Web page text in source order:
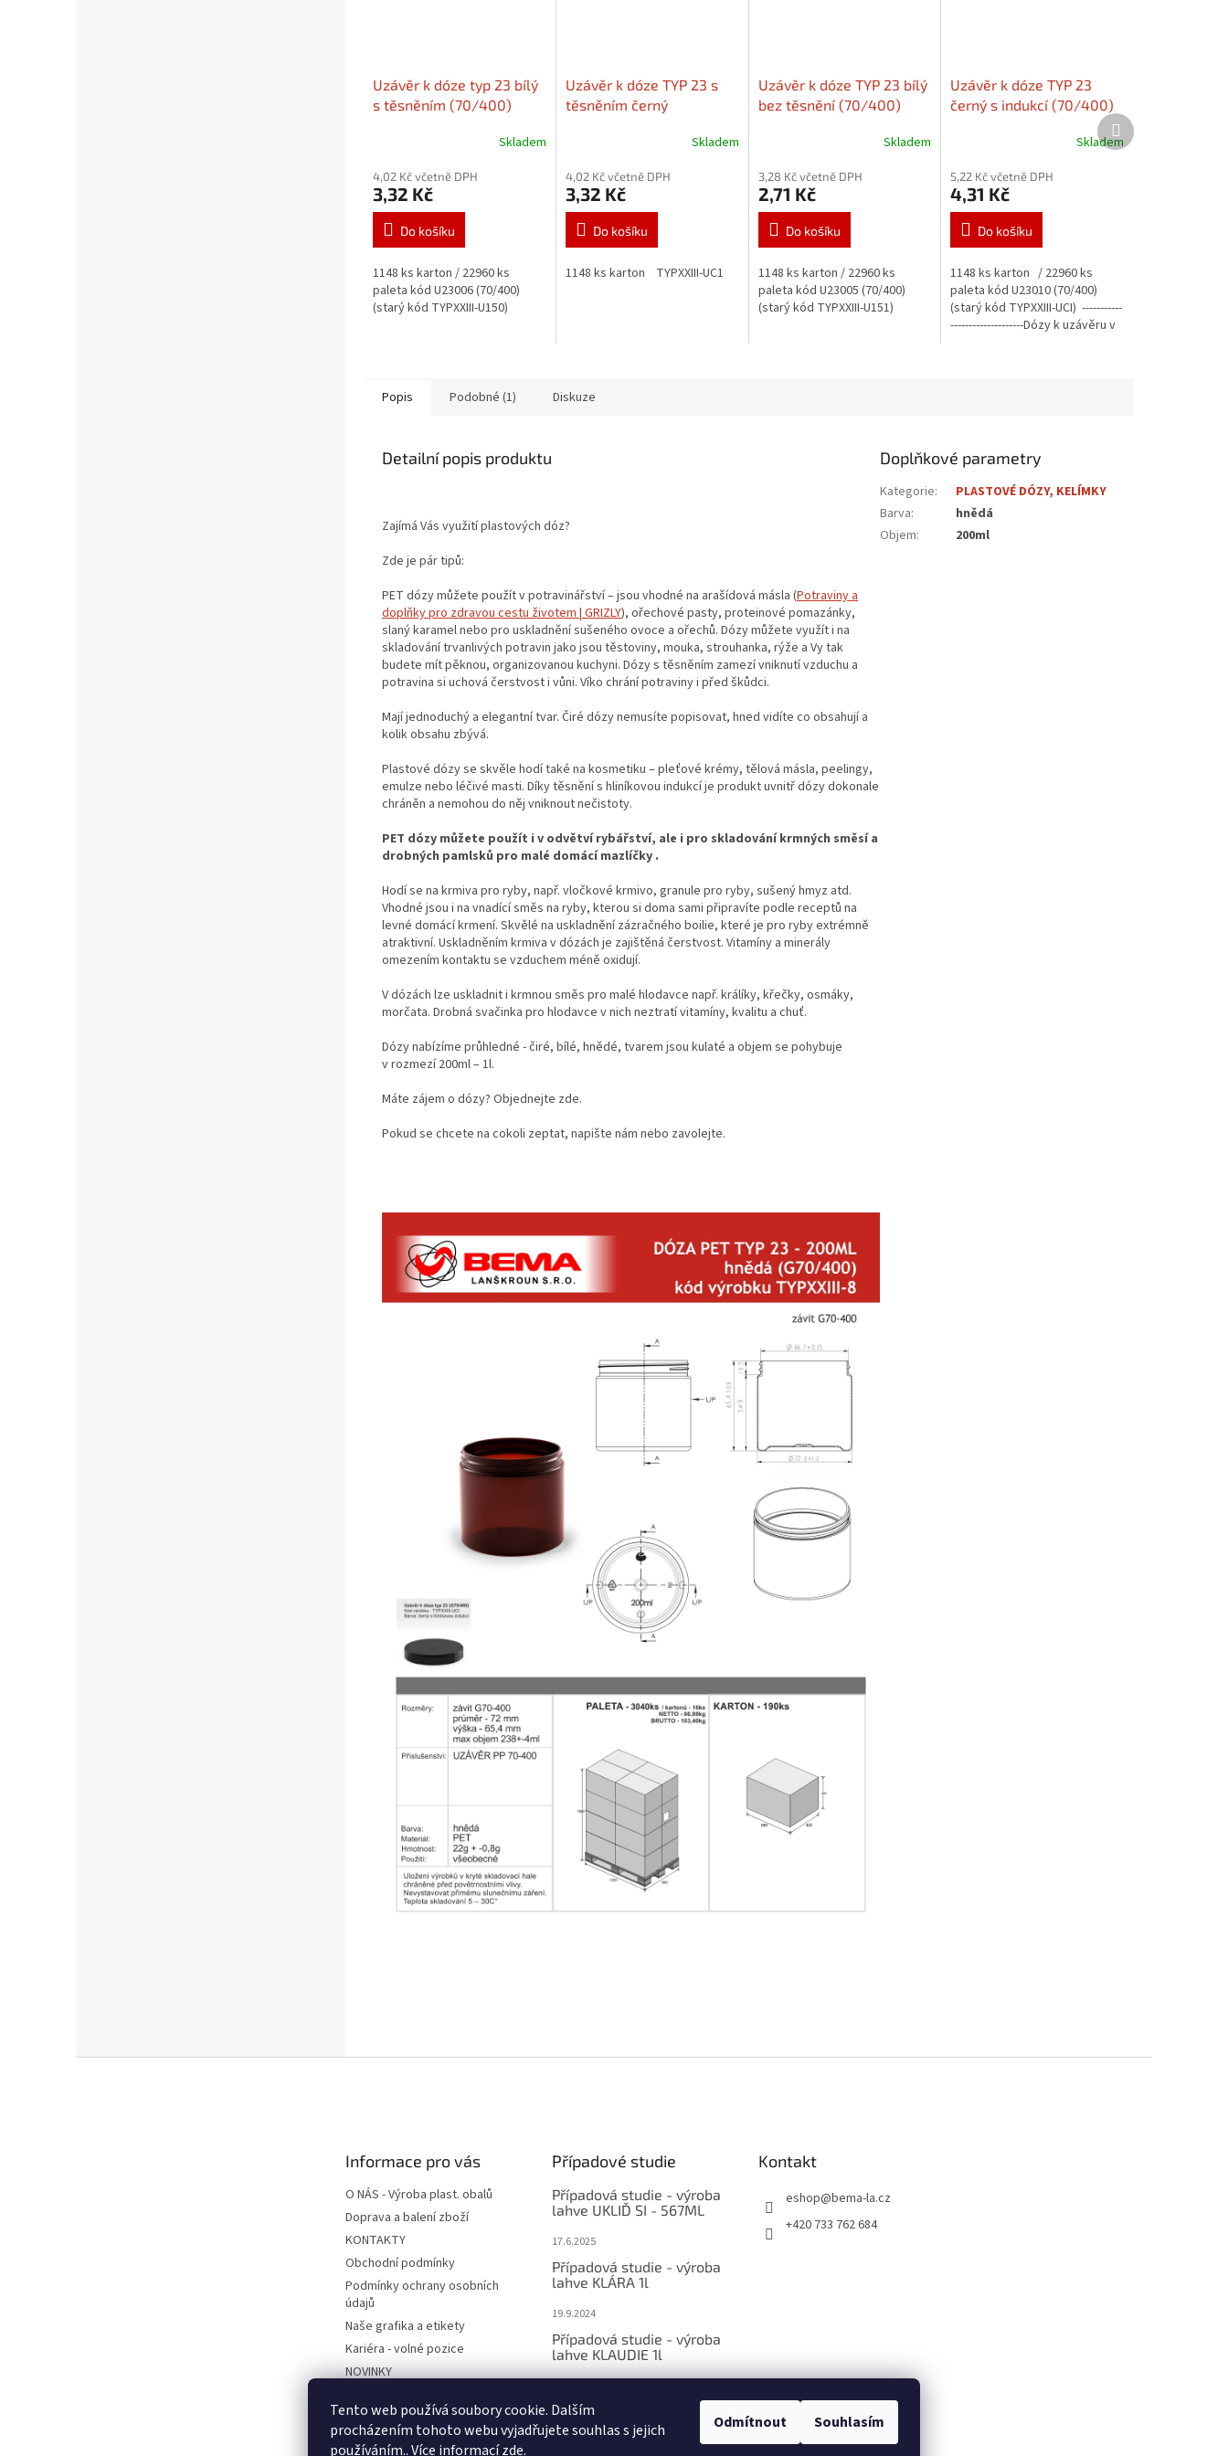
Tento web používá soubory cookie. Dalším
procházením tohoto webu vyjadřujete souhlas s jejich
používáním.. Více informacízde.
Odmítnout Souhlasím
Uzávěr k dóze typ 23 bílý
s těsněním (70/400)
Skladem
4,02 Kč včetně DPH
3,32 Kč
Do košíku
1148 ks karton / 22960 ks
paleta kód U23006 (70/400)
(starý kód TYPXXIII-U150)
Uzávěr k dóze TYP 23 s
těsněním černý
Skladem
4,02 Kč včetně DPH
3,32 Kč
Do košíku
1148 ks karton TYPXXIII-UC1
Uzávěr k dóze TYP 23 bílý
bez těsnění (70/400)
Skladem
3,28 Kč včetně DPH
2,71 Kč
Do košíku
1148 ks karton / 22960 ks
paleta kód U23005 (70/400)
(starý kód TYPXXIII-U151)
Uzávěr k dóze TYP 23
černý s indukcí (70/400)
Skladem
5,22 Kč včetně DPH
4,31 Kč
Do košíku
1148 ks karton / 22960 ks
paleta kód U23010 (70/400)
(starý kód TYPXXIII-UCI) -----------
--------------------Dózy k uzávěru v
Další
produkt
Popis Podobné (1) Diskuze
Detailní popis produktu
Zajímá Vás využití plastových dóz?
Zde je pár tipů:
PET dózy můžete použít v potravinářství – jsou vhodné na arašídová másla (Potraviny a
doplňky pro zdravou cestu životem | GRIZLY), ořechové pasty, proteinové pomazánky,
slaný karamel nebo pro uskladnění sušeného ovoce a ořechů. Dózy můžete využít i na
skladování trvanlivých potravin jako jsou těstoviny, mouka, strouhanka, rýže a Vy tak
budete mít pěknou, organizovanou kuchyni. Dózy s těsněním zamezí vniknutí vzduchu a
potravina si uchová čerstvost i vůni. Víko chrání potraviny i před škůdci.
Mají jednoduchý a elegantní tvar. Čiré dózy nemusíte popisovat, hned vidíte co obsahují a
kolik obsahu zbývá.
Plastové dózy se skvěle hodí také na kosmetiku – pleťové krémy, tělová másla, peelingy,
emulze nebo léčivé masti. Díky těsnění s hliníkovou indukcí je produkt uvnitř dózy dokonale
chráněn a nemohou do něj vniknout nečistoty.
PET dózy můžete použít i v odvětví rybářství, ale i pro skladování krmných směsí a
drobných pamlsků pro malé domácí mazlíčky .
Hodí se na krmiva pro ryby, např. vločkové krmivo, granule pro ryby, sušený hmyz atd.
Vhodné jsou i na vnadící směs na ryby, kterou si doma sami připravíte podle receptů na
levné domácí krmení. Skvělé na uskladnění zázračného boilie, které je pro ryby extrémně
atraktivní. Uskladněním krmiva v dózách je zajištěná čerstvost. Vitamíny a minerály
omezením kontaktu se vzduchem méně oxidují.
V dózách lze uskladnit i krmnou směs pro malé hlodavce např. králíky, křečky, osmáky,
morčata. Drobná svačinka pro hlodavce v nich neztratí vitamíny, kvalitu a chuť.
Dózy nabízíme průhledné - čiré, bílé, hnědé, tvarem jsou kulaté a objem se pohybuje
v rozmezí 200ml – 1l.
Máte zájem o dózy? Objednejte zde.
Pokud se chcete na cokoli zeptat, napište nám nebo zavolejte.
Doplňkové parametry
Kategorie:
PLASTOVÉ DÓZY, KELÍMKY
Barva:
hnědá
Objem: 200ml
Informace pro vás
O NÁS - Výroba plast. obalů
Doprava a balení zboží
KONTAKTY
Obchodní podmínky
Podmínky ochrany osobních
údajů
Naše grafika a etikety
Kariéra - volné pozice
NOVINKY
BEMA PODPORUJE
Případové studie
Případová studie - výroba
lahve UKLIĎ SI - 567ML
17.6.2025
Případová studie - výroba
lahve KLÁRA 1l
19.9.2024
Případová studie - výroba
lahve KLAUDIE 1l
Kontakt
eshop@bema-la.cz
+420 733 762 684